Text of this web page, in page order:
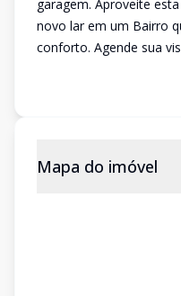
garagem. Aproveite
novo lar em um Bairro
conforto. Agende sua
Mapa do imóvel